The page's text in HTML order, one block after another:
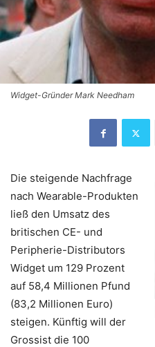
Widget-Gründer Mark Needham
Die steigende Nachfrage
nach Wearable-Produkten
ließ den Umsatz des
britischen CE- und
Peripherie-Distributors
Widget um 129 Prozent
auf 58,4 Millionen Pfund
(83,2 Millionen Euro)
steigen. Künftig will der
Grossist die 100